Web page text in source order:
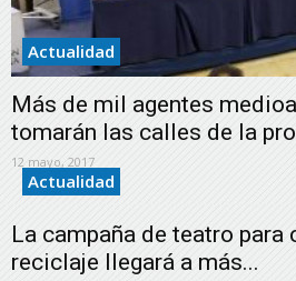
Actualidad
Más de mil agentes
tomarán las calles de la
12 mayo, 2017
Actualidad
La campaña de teatro para
reciclaje llegará a más...